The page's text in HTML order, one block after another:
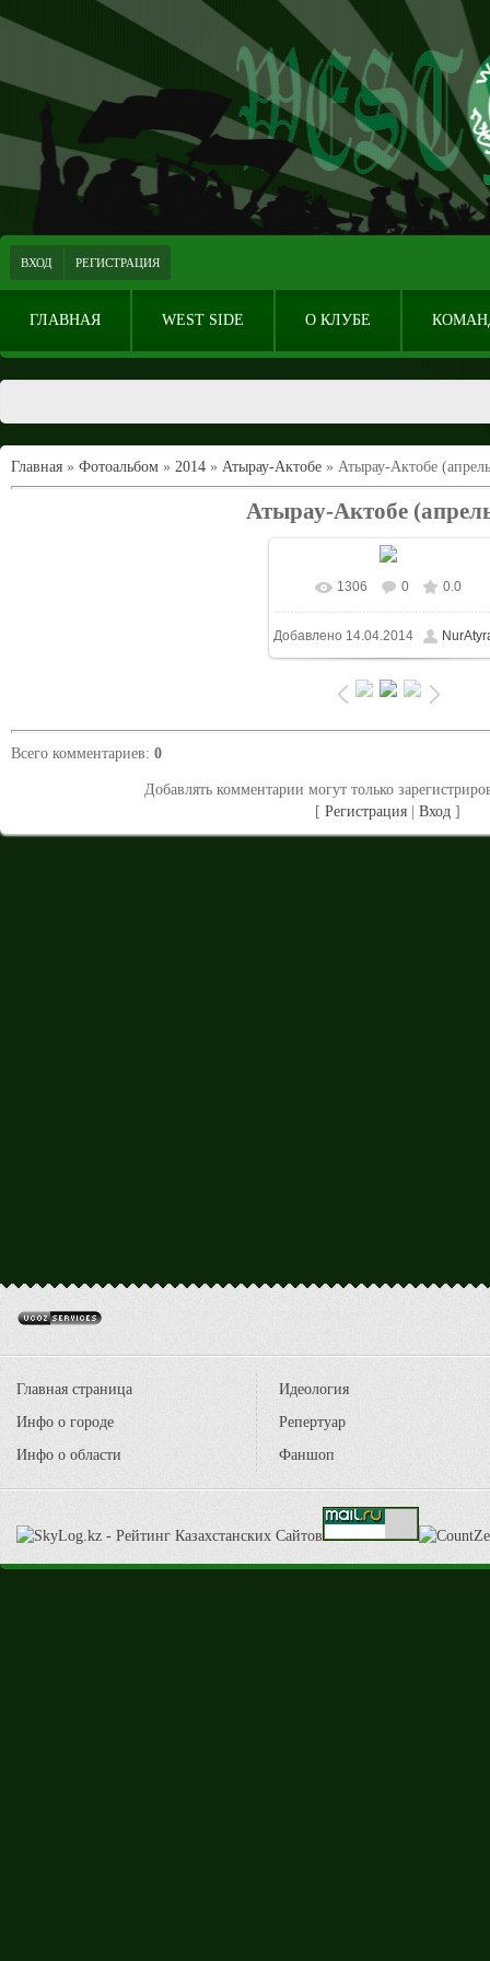
ВХОД РЕГИСТРАЦИЯ
ГЛАВНАЯ WEST SIDE О КЛУБЕ
Главная » Фотоальбом » 2014 » Атырау-Актобе » Атырау-Актобе
Атырау-Актобе
В реальном размере
1024x683/ 261.5Kb
1306 0 0.0
Добавлено 14.04.2014
Всего комментариев: 0
Добавлять комментарии могут только
[Регистрация |Вход ]
Главная страница
Инфо о городе
Инфо о области
Идеология
Репертуар
Фаншоп